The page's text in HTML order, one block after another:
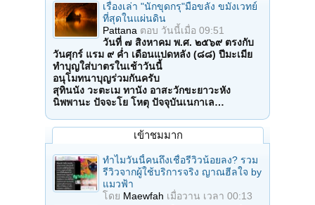
เรื่องเล่า "นักขุดกรุ"มือขลัง ขมังเวทย์
ที่สุดในแผ่นดิน
Pattana ตอบ วันนี้เมื่อ 09:51
วันที่ ๗ สิงหาคม พ.ศ. ๒๕๖๙ ตรงกับ
วันศุกร์ แรม ๙ ค่ำ เดือนแปดหลัง (๘๘) ปีมะเมีย
ทำบุญใส่บาตรในเช้าวันนี้
อนุโมทนาบุญร่วมกันครับ
สุทินนัง วะตะเม ทานัง อาสะวักขะยาวะหัง
นิพพานะ ปัจจะโย โหตุ ปัจจุบันเนกาเล…
เข้าชมมาก
ทำไมวันนี้คนถึงเชื่อรีวิวน้อยลง? รวม
รีวิวจากผู้ใช้บริการจริง ญาณฮีลใจ by
แมวฟ้า
โดย Maewfah เมื่อวาน เวลา 00:13